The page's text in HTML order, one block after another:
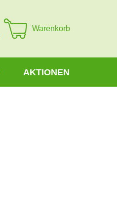
Anmelden
Warenkorb
AKTIONEN